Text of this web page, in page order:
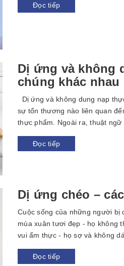
Đọc tiếp
Dị ứng và không
chúng khác
Dị ứng và không dung nạp
sự tổn thương nào liên quan
thực phẩm. Ngoài ra, thuật
Đọc tiếp
Dị ứng chéo –
Cuộc sống của những người
mùa xuân tươi đẹp - họ không
vui ẩm thực - họ sợ và không
Đọc tiếp